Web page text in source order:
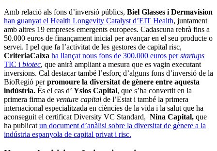
Amb relació als fons d’inversió públics, Biel Glasses i Dermavision
han guanyat el Health Longevity Catalyst d’EIT Health, juntament
amb altres 19 empreses emergents europees. Cadascuna rebrà fins a
50.000 euros de finançament inicial per avançar en el seu producte o
servei. I pel que fa l’activitat de les gestores de capital risc,
CriteriaCaixa ha llançat nous fons de 300.000 euros perstartups
TIC i biotec, que anirà ampliant a mesura que es vagin executant
inversions. Cal destacar també l’esforç d’alguns fons d’inversió de la
BioRegió perpromoure la diversitat de gènere entre aquesta
indústria. És el cas d’ Ysios Capital, que s’ha convertit en la
primera firma de venture capital de l’Estat i també la primera
internacional especialitzada en ciències de la vida i la salut que ha
aconseguit el certificat Diversity VC Standard, Nina Capital, que
ha publicat un document d’anàlisi sobre la diversitat de gènere a la
indústria espanyola de capital privat i risc.